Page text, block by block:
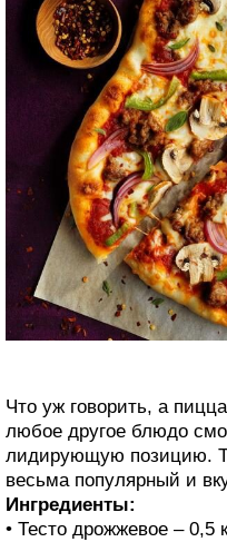
Что уж говорить, а
любое другое блюдо
лидирующую позицию.
весьма популярный и
Ингредиенты:
• Тесто дрожжевое – 0,5